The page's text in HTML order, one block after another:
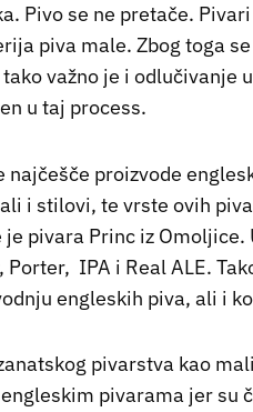
Pivo se ne pretače.
piva male. Zbog toga
važno je i odlučivanje
u taj process.
proizvode
i stilovi, te vrste ovih
pivara Princ iz Omoljice.
IPA i Real ALE.
engleskih piva, ali i
pivarstva kao
pivarama jer su